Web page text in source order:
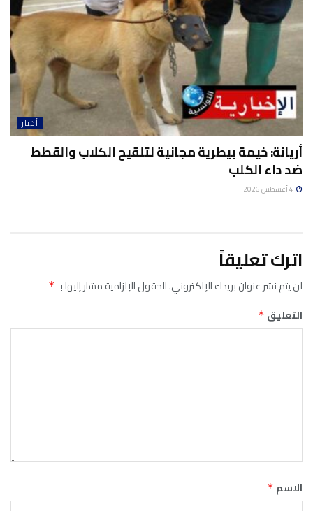
أخبار
أريانة: خيمة بيطرية مجانية لتلقيح الكلاب والقطط
ضد داء الكلب
اترك تعليقاً
لن يتم نشر عنوان بريدك الإلكتروني.الحقول الإلزامية مشار إليها بـ*
التعليق *
الاسم *